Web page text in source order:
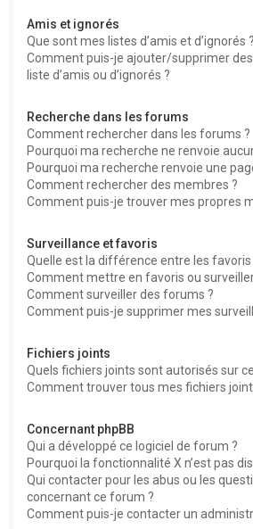
Amis et ignorés
Que sont mes listes d’amis et d’ignorés ?
Comment puis-je ajouter/supprimer
liste d’amis ou d’ignorés ?
Recherche dans les forums
Comment rechercher dans les forums ?
Pourquoi ma recherche ne renvoie
Pourquoi ma recherche renvoie une
Comment rechercher des membres ?
Comment puis-je trouver mes propres
Surveillance et favoris
Quelle est la différence entre les favoris
Comment mettre en favoris ou
Comment surveiller des forums ?
Comment puis-je supprimer mes
Fichiers joints
Quels fichiers joints sont autorisés sur
Comment trouver tous mes fichiers
Concernant phpBB
Qui a développé ce logiciel de forum ?
Pourquoi la fonctionnalité X n’est pas
Qui contacter pour les abus ou les
concernant ce forum ?
Comment puis-je contacter un